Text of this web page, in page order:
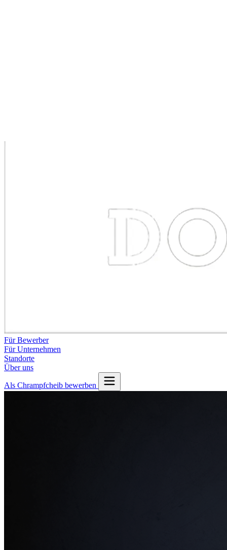
Für Bewerber
Für Unternehmen
Standorte
Über uns
Als Chrampfcheib bewerben